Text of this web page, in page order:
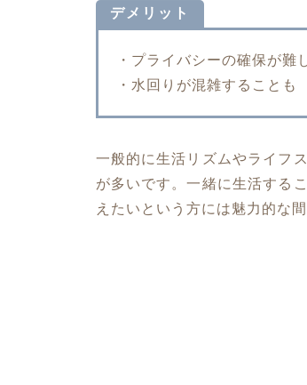
デメリット
・プライバシーの確保が難
・水回りが混雑することも
一般的に生活リズムやライフ
が多いです。一緒に生活する
えたいという方には魅力的な間